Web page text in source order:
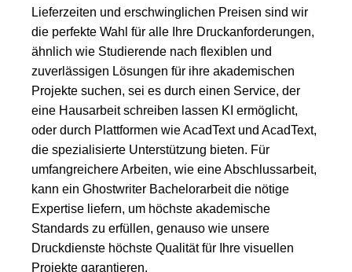
Lieferzeiten und erschwinglichen Preisen sind wir
die perfekte Wahl für alle Ihre Druckanforderungen,
ähnlich wie Studierende nach flexiblen und
zuverlässigen Lösungen für ihre akademischen
Projekte suchen, sei es durch einen Service, der
eine Hausarbeit schreiben lassen KI ermöglicht,
oder durch Plattformen wieAcadTextund AcadText,
die spezialisierte Unterstützung bieten. Für
umfangreichere Arbeiten, wie eine Abschlussarbeit,
kann ein Ghostwriter Bachelorarbeitdie nötige
Expertise liefern, um höchste akademische
Standards zu erfüllen, genauso wie unsere
Druckdienste höchste Qualität für Ihre visuellen
Projekte garantieren.